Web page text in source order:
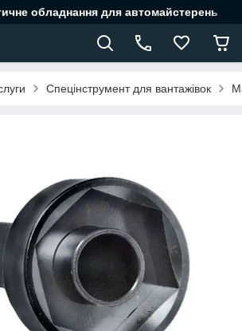
обладнання для автомайстерень
Спецінструмент для вантажівок